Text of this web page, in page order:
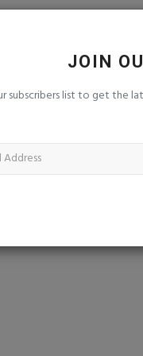
JOIN
subscribers list to get the
:મોદી-
saurashtrabhoomi
સમાનતાથી